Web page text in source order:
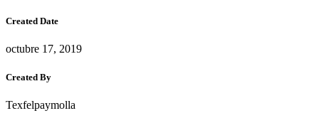
Created Date
octubre 17, 2019
Created By
Texfelpaymolla